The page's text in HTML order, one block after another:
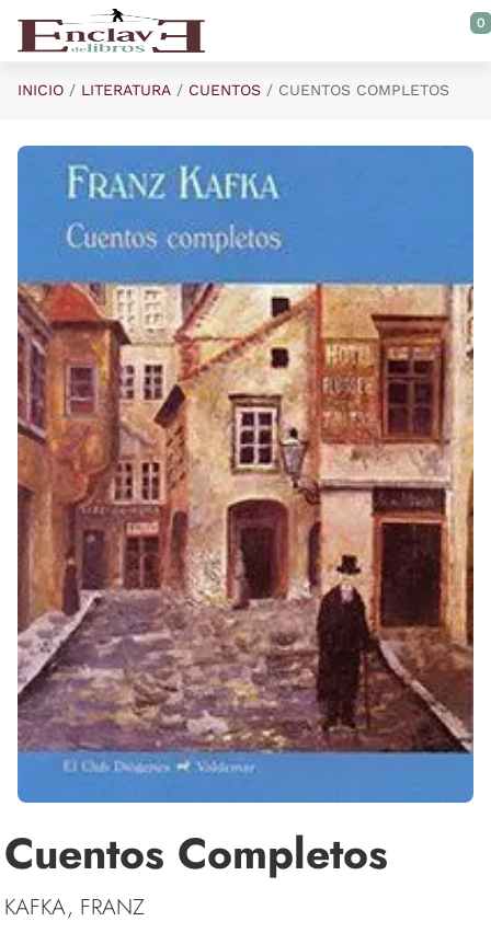
Saltar al contenido principal
0
INICIO LITERATURA CUENTOS CUENTOS COMPLETOS
Cuentos Completos
KAFKA, FRANZ